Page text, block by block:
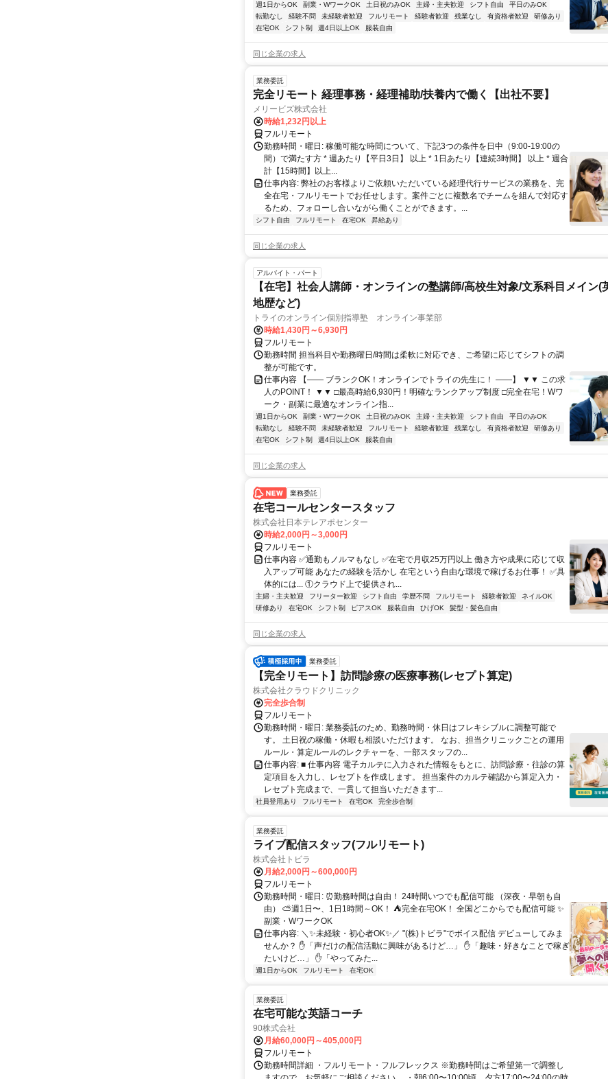
週1日からOK 副業・WワークOK 土日祝のみOK 主婦・主夫歓迎 シフト自由
平日のみOK
転勤なし
経験不問 未経験者歓迎 フルリモート 経験者歓迎 残業なし 有資格者歓迎
研修あり
在宅OK
シフト制 週4日以上OK 服装自由
同じ企業の求人
業務委託
完全リモート 経理事務・経理補助/扶養内で働く【出社不要】
メリービズ株式会社
時給1,232円以上
フルリモート
勤務時間・曜日: 稼働可能な時間について、下記3つの条件を日中（9:00-19:00の
間）で満たす方 * 週あたり【平日3日】 以上 * 1日あたり【連続3時間】 以上 * 週合
計【15時間】以上...
仕事内容: 弊社のお客様よりご依頼いただいている経理代行サービスの業務を、完
全在宅・フルリモートでお任せします。案件ごとに複数名でチームを組んで対応す
るため、フォローし合いながら働くことができます。...
シフト自由 フルリモート 在宅OK 昇給あり
同じ企業の求人
アルバイト・パート
【在宅】社会人講師・オンラインの塾講師/高校生対象/文系科目メイン(
地歴など)
トライのオンライン個別指導塾 オンライン事業部
時給1,430円～6,930円
フルリモート
勤務時間 担当科目や勤務曜日/時間は柔軟に対応でき、ご希望に応じてシフトの調
整が可能です。
仕事内容 【―― ブランクOK！オンラインでトライの先生に！ ――】 ▼▼ この求
人のPOINT！ ▼▼ □最高時給6,930円！明確なランクアップ制度 □完全在宅！Wワ
ーク・副業に最適なオンライン指...
週1日からOK 副業・WワークOK 土日祝のみOK 主婦・主夫歓迎 シフト自由
平日のみOK
転勤なし
経験不問 未経験者歓迎 フルリモート 経験者歓迎 残業なし 有資格者歓迎
研修あり
在宅OK
シフト制 週4日以上OK 服装自由
同じ企業の求人
業務委託
在宅コールセンタースタッフ
株式会社日本テレアポセンター
時給2,000円～3,000円
フルリモート
仕事内容 ✅通勤もノルマもなし ✅在宅で月収25万円以上 働き方や成果に応じて収
入アップ可能 あなたの経験を活かし 在宅という自由な環境で稼げるお仕事！ ✅具
体的には... ①クラウド上で提供され...
主婦・主夫歓迎 フリーター歓迎 シフト自由 学歴不問 フルリモート 経験者歓迎
ネイルOK
研修あり
在宅OK シフト制 ピアスOK 服装自由 ひげOK 髪型・髪色自由
同じ企業の求人
業務委託
【完全リモート】訪問診療の医療事務(レセプト算定)
株式会社クラウドクリニック
完全歩合制
フルリモート
勤務時間・曜日: 業務委託のため、勤務時間・休日はフレキシブルに調整可能で
す。 土日祝の稼働・休暇も相談いただけます。 なお、担当クリニックごとの運用
ルール・算定ルールのレクチャーを、一部スタッフの...
仕事内容: ■ 仕事内容 電子カルテに入力された情報をもとに、訪問診療・往診の算
定項目を入力し、レセプトを作成します。 担当案件のカルテ確認から算定入力・
レセプト完成まで、一貫して担当いただきます...
社員登用あり フルリモート 在宅OK 完全歩合制
業務委託
ライブ配信スタッフ(フルリモート)
株式会社トビラ
月給2,000円～600,000円
フルリモート
勤務時間・曜日: ⏰勤務時間は自由！ 24時間いつでも配信可能 （深夜・早朝も自
由） ⛅週1日〜、1日1時間～OK！ ⛺完全在宅OK！ 全国どこからでも配信可能 ✨
副業・WワークOK
仕事内容: ＼✨未経験・初心者OK✨／ "(株)トビラ"でボイス配信 デビューしてみま
せんか？ ✋「声だけの配信活動に興味があるけど…」 ✋「趣味・好きなことで稼ぎ
たいけど…」 ✋「やってみた...
週1日からOK フルリモート 在宅OK
業務委託
在宅可能な英語コーチ
90株式会社
月給60,000円～405,000円
フルリモート
勤務時間詳細 ・フルリモート・フルフレックス ※勤務時間はご希望第一で調整し